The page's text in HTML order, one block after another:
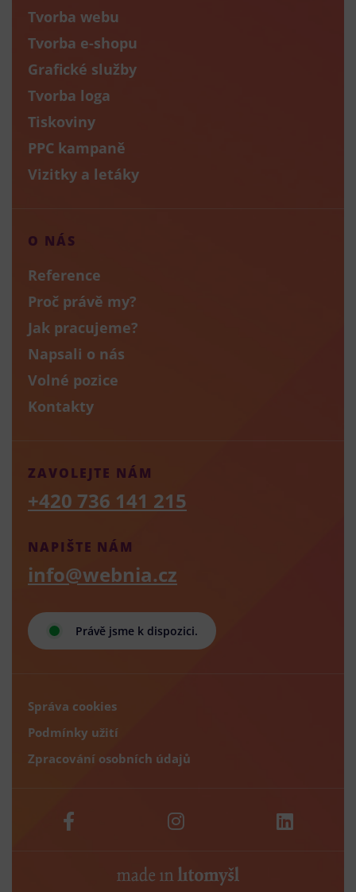
Tvorba webu
Tvorba e-shopu
Grafické služby
Tvorba loga
Tiskoviny
PPC kampaně
Vizitky a letáky
O NÁS
Reference
Proč právě my?
Jak pracujeme?
Napsali o nás
Volné pozice
Kontakty
Právě jsme k dispozici.
NAPIŠTE NÁM
info@webnia.cz
ZAVOLEJTE NÁM
+420 736 141 215
Správa cookies
Podmínky užití
Zpracování osobních údajů